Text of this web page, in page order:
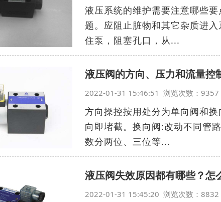
液压系统的维护需要注意哪些
题。应阻止脏物和其它杂质进
住泵，阻塞孔口，从...
液压阀的方向、压力和流量控
2022-01-31 15:46:51 浏览次数：9357
方向操控按用处分为单向阀和
向即堵截。换向阀:改动不同管
数分两位、三位等...
液压阀失效原因都有哪些？怎
2022-01-31 15:45:20 浏览次数：8832